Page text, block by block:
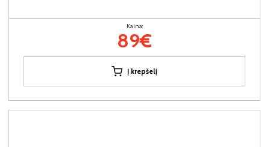
Kaina:
89€
Į krepšelį